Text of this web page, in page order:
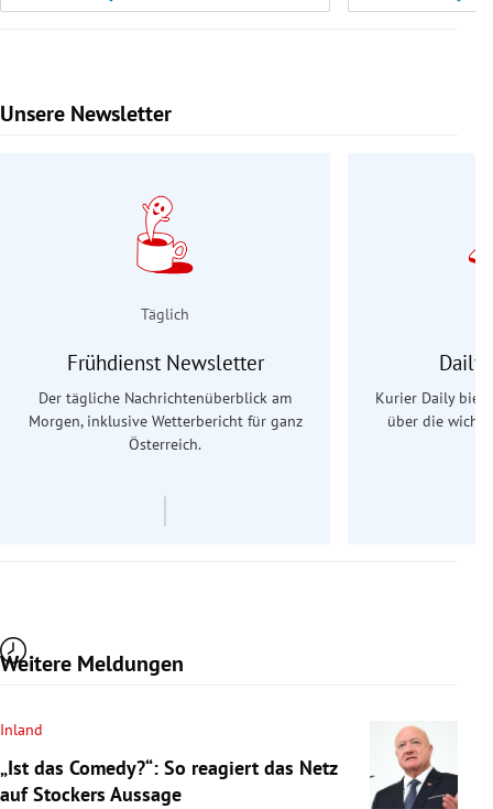
Unsere Newsletter
Slide 1 von 9
Täglich
Frühdienst Newsletter
Der tägliche Nachrichtenüberblick am
Morgen, inklusive Wetterbericht für ganz
Österreich.
Daily
Kurier Daily
über die
Weitere Meldungen
Inland
„Ist das Comedy?“: So reagiert das Netz
auf Stockers Aussage